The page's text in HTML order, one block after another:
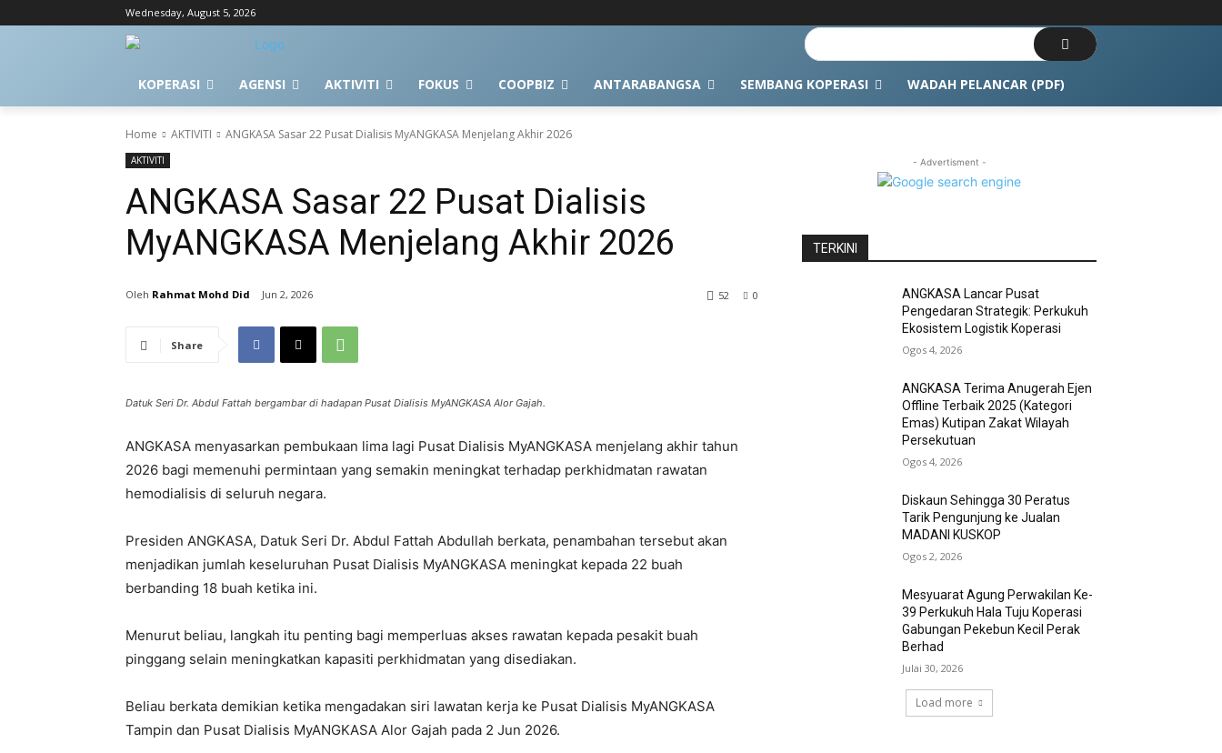
Wednesday, August 5, 2026
KOPERASI AGENSI AKTIVITI FOKUS COOPBIZ ANTARABANGSA SEMBANG KOPERASI WADAH PELANCAR (PDF)
Home AKTIVITI ANGKASA Sasar 22 Pusat Dialisis MyANGKASA Menjelang Akhir 2026
AKTIVITI
ANGKASA Sasar 22 Pusat Dialisis
MyANGKASA Menjelang Akhir 2026
Rahmat Mohd Did Jun 2, 2026 0
52
Share
Datuk Seri Dr. Abdul Fattah bergambar di hadapan Pusat Dialisis MyANGKASA Alor Gajah.
ANGKASA menyasarkan pembukaan lima lagi Pusat Dialisis MyANGKASA menjelang akhir tahun
2026 bagi memenuhi permintaan yang semakin meningkat terhadap perkhidmatan rawatan
hemodialisis di seluruh negara.
Presiden ANGKASA, Datuk Seri Dr. Abdul Fattah Abdullah berkata, penambahan tersebut akan
menjadikan jumlah keseluruhan Pusat Dialisis MyANGKASA meningkat kepada 22 buah
berbanding 18 buah ketika ini.
Menurut beliau, langkah itu penting bagi memperluas akses rawatan kepada pesakit buah
pinggang selain meningkatkan kapasiti perkhidmatan yang disediakan.
Beliau berkata demikian ketika mengadakan siri lawatan kerja ke Pusat Dialisis MyANGKASA
Tampin dan Pusat Dialisis MyANGKASA Alor Gajah pada 2 Jun 2026.
- Advertisment -
TERKINI
ANGKASA Lancar Pusat
Pengedaran Strategik: Perkukuh
Ekosistem Logistik Koperasi
Ogos 4, 2026
ANGKASA Terima Anugerah Ejen
Offline Terbaik 2025 (Kategori
Emas) Kutipan Zakat Wilayah
Persekutuan
Ogos 4, 2026
Diskaun Sehingga 30 Peratus
Tarik Pengunjung ke Jualan
MADANI KUSKOP
Ogos 2, 2026
Mesyuarat Agung Perwakilan Ke-
39 Perkukuh Hala Tuju Koperasi
Gabungan Pekebun Kecil Perak
Berhad
Julai 30, 2026
Load more